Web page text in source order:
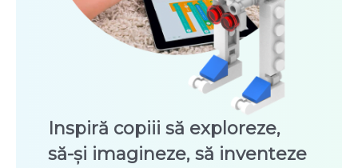
Inspiră copiii să exploreze,
să-și imagineze, să inventeze